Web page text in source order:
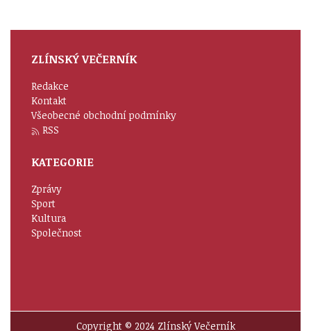
ZLÍNSKÝ VEČERNÍK
Redakce
Kontakt
Všeobecné obchodní podmínky
RSS
KATEGORIE
Zprávy
Sport
Kultura
Společnost
Copyright © 2024 Zlínský Večerník